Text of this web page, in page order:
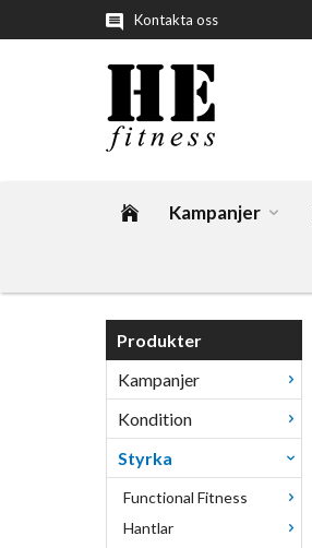
Kontakta oss
Kampanjer
Produkter
Kampanjer
Kondition
Styrka
Functional Fitness
Hantlar